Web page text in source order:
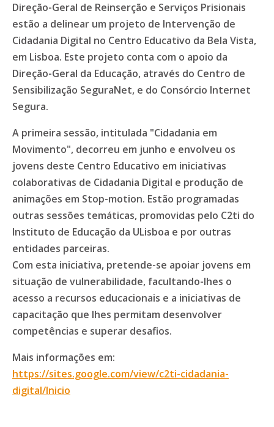
Direção-Geral de Reinserção e Serviços Prisionais
estão a delinear um projeto de Intervenção de
Cidadania Digital no Centro Educativo da Bela Vista,
em Lisboa. Este projeto conta com o apoio da
Direção-Geral da Educação, através do Centro de
Sensibilização SeguraNet, e do Consórcio Internet
Segura.
A primeira sessão, intitulada "Cidadania em
Movimento", decorreu em junho e envolveu os
jovens deste Centro Educativo em iniciativas
colaborativas de Cidadania Digital e produção de
animações em Stop-motion. Estão programadas
outras sessões temáticas, promovidas pelo C2ti do
Instituto de Educação da ULisboa e por outras
entidades parceiras.
Com esta iniciativa, pretende-se apoiar jovens em
situação de vulnerabilidade, facultando-lhes o
acesso a recursos educacionais e a iniciativas de
capacitação que lhes permitam desenvolver
competências e superar desafios.
Mais informações em:
https://sites.google.com/view/c2ti-cidadania-
digital/Inicio